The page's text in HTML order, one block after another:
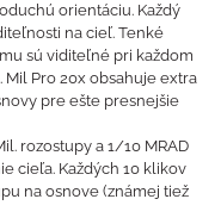
orientáciu. Každý
na cieľ. Tenké
sú viditeľné pri každom
Pro 20x obsahuje extra
pre ešte presnejšie
rozostupy a 1/10 MRAD
cieľa. Každých 10 klikov
na osnove (známej tiež